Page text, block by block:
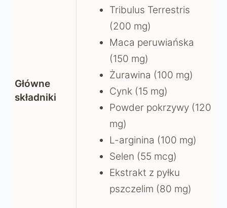
Główne
składniki
Tribulus Terrestris
(200 mg)
Maca peruwiańska
(150 mg)
Żurawina (100 mg)
Cynk (15 mg)
Powder pokrzywy (120
mg)
L-arginina (100 mg)
Selen (55 mcg)
Ekstrakt z pyłku
pszczelim (80 mg)